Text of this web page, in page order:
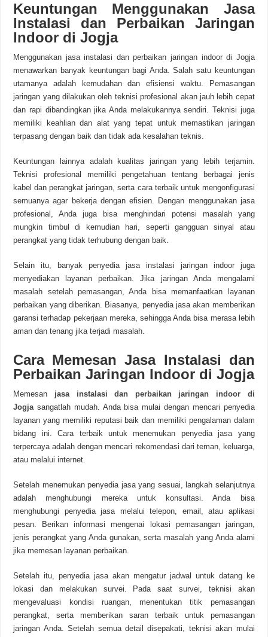
Keuntungan Menggunakan Jasa
Instalasi dan Perbaikan Jaringan
Indoor di Jogja
Menggunakan jasa instalasi dan perbaikan jaringan indoor di Jogja
menawarkan banyak keuntungan bagi Anda. Salah satu keuntungan
utamanya adalah kemudahan dan efisiensi waktu. Pemasangan
jaringan yang dilakukan oleh teknisi profesional akan jauh lebih cepat
dan rapi dibandingkan jika Anda melakukannya sendiri. Teknisi juga
memiliki keahlian dan alat yang tepat untuk memastikan jaringan
terpasang dengan baik dan tidak ada kesalahan teknis.
Keuntungan lainnya adalah kualitas jaringan yang lebih terjamin.
Teknisi profesional memiliki pengetahuan tentang berbagai jenis
kabel dan perangkat jaringan, serta cara terbaik untuk mengonfigurasi
semuanya agar bekerja dengan efisien. Dengan menggunakan jasa
profesional, Anda juga bisa menghindari potensi masalah yang
mungkin timbul di kemudian hari, seperti gangguan sinyal atau
perangkat yang tidak terhubung dengan baik.
Selain itu, banyak penyedia jasa instalasi jaringan indoor juga
menyediakan layanan perbaikan. Jika jaringan Anda mengalami
masalah setelah pemasangan, Anda bisa memanfaatkan layanan
perbaikan yang diberikan. Biasanya, penyedia jasa akan memberikan
garansi terhadap pekerjaan mereka, sehingga Anda bisa merasa lebih
aman dan tenang jika terjadi masalah.
Cara Memesan Jasa Instalasi dan
Perbaikan Jaringan Indoor di Jogja
Memesan jasa instalasi dan perbaikan jaringan indoor di
Jogjasangatlah mudah. Anda bisa mulai dengan mencari penyedia
layanan yang memiliki reputasi baik dan memiliki pengalaman dalam
bidang ini. Cara terbaik untuk menemukan penyedia jasa yang
terpercaya adalah dengan mencari rekomendasi dari teman, keluarga,
atau melalui internet.
Setelah menemukan penyedia jasa yang sesuai, langkah selanjutnya
adalah menghubungi mereka untuk konsultasi. Anda bisa
menghubungi penyedia jasa melalui telepon, email, atau aplikasi
pesan. Berikan informasi mengenai lokasi pemasangan jaringan,
jenis perangkat yang Anda gunakan, serta masalah yang Anda alami
jika memesan layanan perbaikan.
Setelah itu, penyedia jasa akan mengatur jadwal untuk datang ke
lokasi dan melakukan survei. Pada saat survei, teknisi akan
mengevaluasi kondisi ruangan, menentukan titik pemasangan
perangkat, serta memberikan saran terbaik untuk pemasangan
jaringan Anda. Setelah semua detail disepakati, teknisi akan mulai